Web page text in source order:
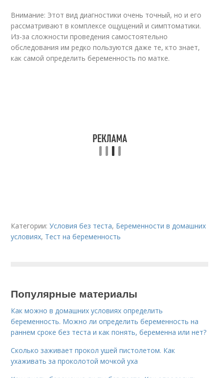
Внимание: Этот вид диагностики очень точный, но и его
рассматривают в комплексе ощущений и симптоматики.
Из-за сложности проведения самостоятельно
обследования им редко пользуются даже те, кто знает,
как самой определить беременность по матке.
Категории:Условия без теста, Беременности в домашних
условиях, Тест на беременность
Популярные материалы
Как можно в домашних условиях определить
беременность. Можно ли определить беременность на
раннем сроке без теста и как понять, беременна или нет?
Сколько заживает прокол ушей пистолетом. Как
ухаживать за проколотой мочкой уха